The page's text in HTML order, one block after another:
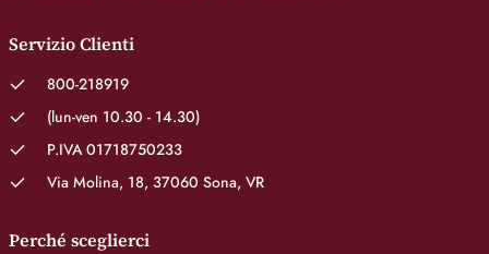
Servizio Clienti
800-218919
(lun-ven 10.30 - 14.30)
P.IVA 01718750233
Via Molina, 18, 37060 Sona, VR
Perché sceglierci